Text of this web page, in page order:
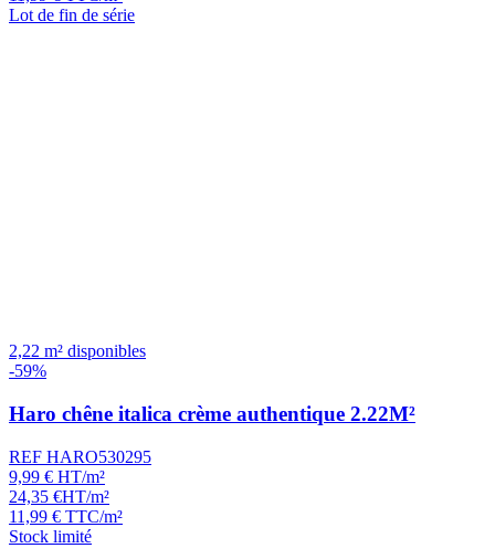
Lot de fin de série
2,22 m² disponibles
-59%
Haro chêne italica crème authentique 2.22M²
REF HARO530295
9,99 € HT/m²
24,35 €HT/m²
11,99 € TTC/m²
Stock limité